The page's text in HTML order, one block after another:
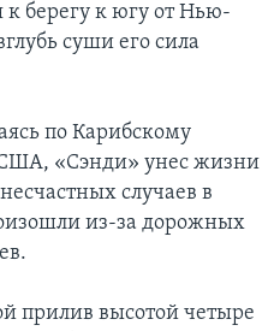
к берегу к югу от Нью-
суши его сила
по Карибскому
«Сэнди» унес жизни
случаев в
из-за дорожных
прилив высотой четыре